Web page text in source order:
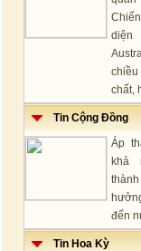
diện
chất,
Tin Cộng Đồng
Áp
khả
đến
Tin Hoa Kỳ